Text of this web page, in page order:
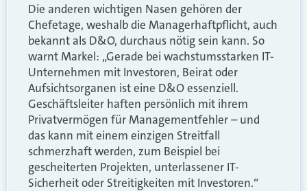
Die anderen wichtigen Nasen gehören der
Chefetage, weshalb die Managerhaftpflicht, auch
bekannt als D&O, durchaus nötig sein kann. So
warnt Markel: „Gerade bei wachstumsstarken IT-
Unternehmen mit Investoren, Beirat oder
Aufsichtsorganen ist eine D&O essenziell.
Geschäftsleiter haften persönlich mit ihrem
Privatvermögen für Managementfehler – und
das kann mit einem einzigen Streitfall
schmerzhaft werden, zum Beispiel bei
gescheiterten Projekten, unterlassener IT-
Sicherheit oder Streitigkeiten mit Investoren.“